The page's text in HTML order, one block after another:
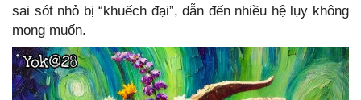
sai sót nhỏ bị “khuếch đại”, dẫn đến nhiều hệ lụy không
mong muốn.